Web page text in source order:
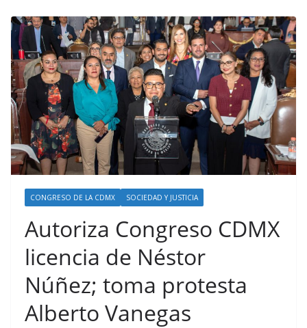
CONGRESO DE LA CDMX SOCIEDAD Y JUSTICIA
Autoriza Congreso CDMX
licencia de Néstor
Núñez; toma protesta
Alberto Vanegas